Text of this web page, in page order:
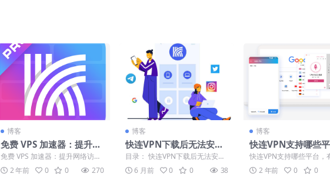
博客
免费 VPS 加速器：提升网
络访问速度与稳定性的必
备工具
免费 VPS 加速器：提升网络访问
速度与稳定性的必备工具 在数字
时代，互联网成为...
2 年前 0 0 270
博客
快连VPN下载后无法安装
系统兼容性检查与解决步
骤
目录： 快连VPN下载后无法安
装？系统兼容性检查指南 深入排
查：系统设置与权限问...
6 月前 0 0 38
博客
快连VPN支持哪些
有哪些客户端?
快连VPN支持哪些平台，
客户端? 快连 VPN 支持
客户端特点，全...
2 年前 0 0